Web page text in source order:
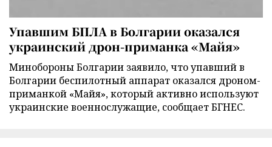
Упавшим БПЛА в Болгарии оказался
украинский дрон-приманка «Майя»
Минобороны Болгарии заявило, что упавший в
Болгарии беспилотный аппарат оказался дроном-
приманкой «Майя», который активно используют
украинские военнослужащие, сообщает БГНЕС.